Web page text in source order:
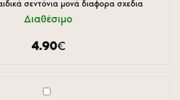
σεντόνια μονά διαφορα σχεδια
Διαθέσιμο
4.90€